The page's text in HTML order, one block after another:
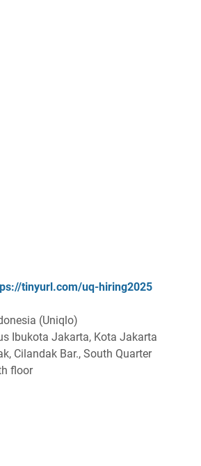
tinyurl.com/uq-hiring2025
(Uniqlo)
Ibukota Jakarta, Kota Jakarta
Cilandak Bar., South Quarter
floor